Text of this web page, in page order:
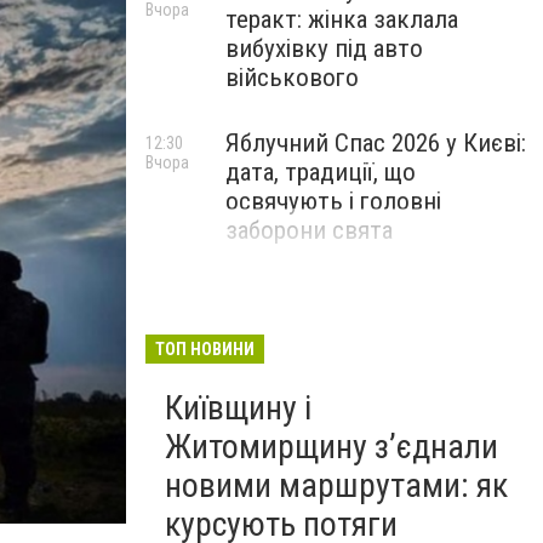
теракт: жінка заклала
вибухівку під авто
військового
Вчора
Яблучний Спас 2026 у Києві:
дата, традиції, що
освячують і головні
заборони свята
12:30
Вчора
ТОП НОВИНИ
Київщину і
Житомирщину з’єднали
новими маршрутами: як
курсують потяги